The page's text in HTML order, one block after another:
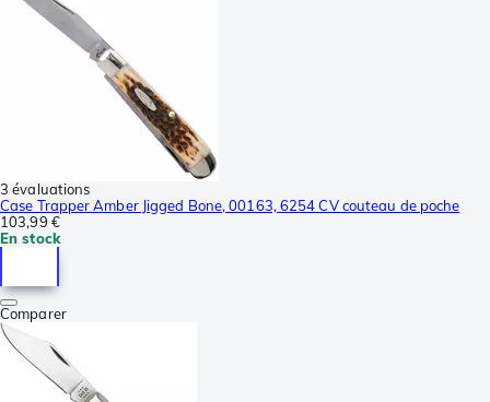
3 évaluations
Case Trapper Amber Jigged Bone, 00163, 6254 CV couteau de poche
103,99 €
En stock
Comparer